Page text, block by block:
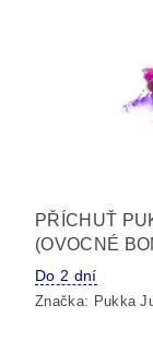
PŘÍCHUŤ
(OVOCNÉ
Do 2 dní
Značka: Pukka